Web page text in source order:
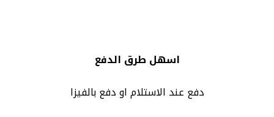
اسهل طرق الدفع
دفع عند الاستلام او دفع بالفيزا